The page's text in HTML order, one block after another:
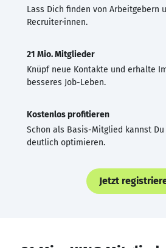
Lass Dich finden von Arbeitgebern
Recruiter·innen.
21 Mio. Mitglieder
Knüpf neue Kontakte und erhalte
besseres Job-Leben.
Kostenlos profitieren
Schon als Basis-Mitglied kannst Du
deutlich optimieren.
Jetzt